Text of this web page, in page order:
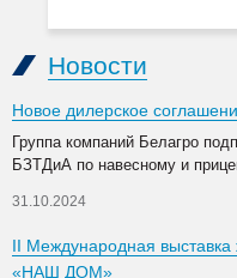
Новости
Новое дилерское
Группа компаний Белагро
БЗТДиА по навесному и
31.10.2024
II Международная
«НАШ ДОМ»